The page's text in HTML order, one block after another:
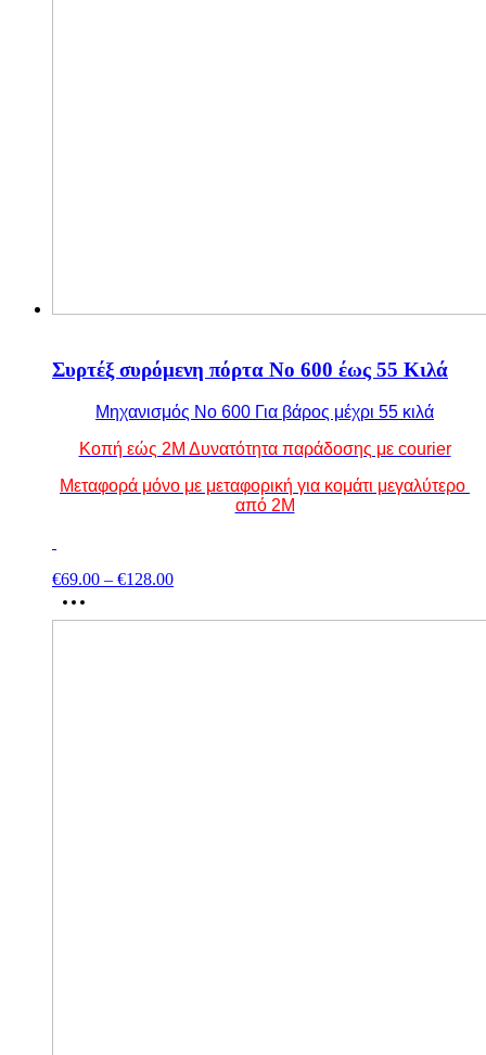
Συρτέξ συρόμενη πόρτα Νο 600 έως 55 Κιλά
Μηχανισμός Νο 600 Για βάρος μέχρι 55 κιλά
Κοπή εώς 2Μ Δυνατότητα παράδοσης με courier
Μεταφορά μόνο με μεταφορική για κομάτι μεγαλύτερο
από 2Μ
€69.00 – €128.00